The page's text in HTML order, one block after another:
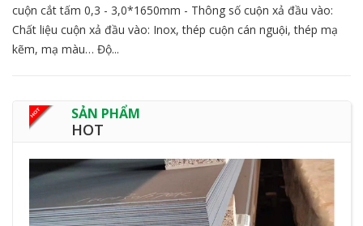
cuộn cắt tấm 0,3 - 3,0*1650mm - Thông số cuộn xả đầu vào:
Chất liệu cuộn xả đầu vào: Inox, thép cuộn cán nguội, thép mạ
kẽm, mạ màu… Độ...
SẢN PHẨM
HOT